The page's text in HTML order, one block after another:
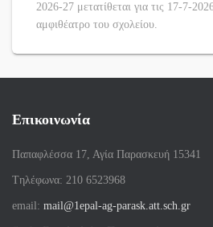
2026-27 μετατίθεται για τις 17-7-
αμφιθέατρο του σχολείου.
Επικοινωνία
Παπαφλέσσα 17, Αγία Παρασκευή 15341
Tηλέφωνα: 210 6523968
email: mail@1epal-ag-parask.att.sch.gr